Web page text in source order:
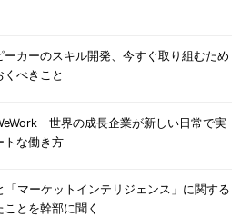
ーカーのスキル開発、今すぐ取り組むため
くべきこと
世界の成長企業が新しい日常で実
トな働き方
「マーケットインテリジェンス」に関する
とを幹部に聞く